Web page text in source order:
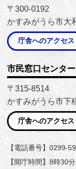
〒300-0192
かすみがうら市大
庁舎へのアクセス
市民窓口センター
〒315-8514
かすみがうら市下
庁舎へのアクセス
【電話番号】0299-
【開庁時間】8時30